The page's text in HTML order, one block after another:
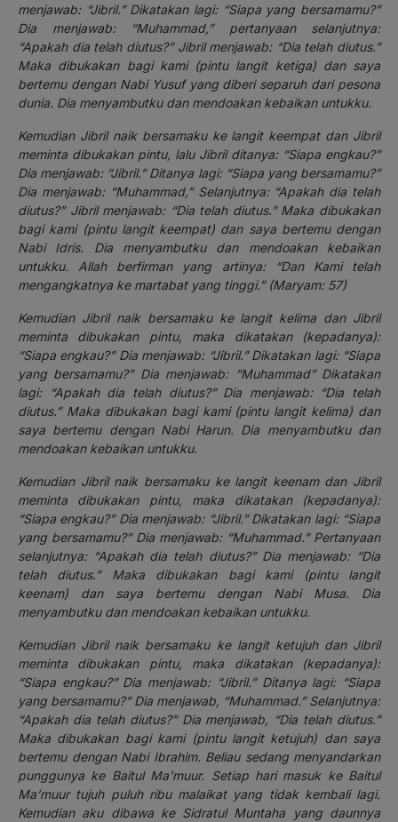
menjawab: “Jibril.” Dikatakan lagi: “Siapa yang bersamamu?”
Dia menjawab: “Muhammad,” pertanyaan selanjutnya:
“Apakah dia telah diutus?” Jibril menjawab: “Dia telah diutus.”
Maka dibukakan bagi kami (pintu langit ketiga) dan saya
bertemu dengan Nabi Yusuf yang diberi separuh dari pesona
dunia. Dia menyambutku dan mendoakan kebaikan untukku.
Kemudian Jibril naik bersamaku ke langit keempat dan Jibril
meminta dibukakan pintu, lalu Jibril ditanya: “Siapa engkau?”
Dia menjawab: “Jibril.” Ditanya lagi: “Siapa yang bersamamu?”
Dia menjawab: “Muhammad,” Selanjutnya: “Apakah dia telah
diutus?” Jibril menjawab: “Dia telah diutus.” Maka dibukakan
bagi kami (pintu langit keempat) dan saya bertemu dengan
Nabi Idris. Dia menyambutku dan mendoakan kebaikan
untukku. Allah berfirman yang artinya: “Dan Kami telah
mengangkatnya ke martabat yang tinggi.” (Maryam: 57)
Kemudian Jibril naik bersamaku ke langit kelima dan Jibril
meminta dibukakan pintu, maka dikatakan (kepadanya):
“Siapa engkau?” Dia menjawab: “Jibril.” Dikatakan lagi: “Siapa
yang bersamamu?” Dia menjawab: “Muhammad” Dikatakan
lagi: “Apakah dia telah diutus?” Dia menjawab: “Dia telah
diutus.” Maka dibukakan bagi kami (pintu langit kelima) dan
saya bertemu dengan Nabi Harun. Dia menyambutku dan
mendoakan kebaikan untukku.
Kemudian Jibril naik bersamaku ke langit keenam dan Jibril
meminta dibukakan pintu, maka dikatakan (kepadanya):
“Siapa engkau?” Dia menjawab: “Jibril.” Dikatakan lagi: “Siapa
yang bersamamu?” Dia menjawab: “Muhammad.” Pertanyaan
selanjutnya: “Apakah dia telah diutus?” Dia menjawab: “Dia
telah diutus.” Maka dibukakan bagi kami (pintu langit
keenam) dan saya bertemu dengan Nabi Musa. Dia
menyambutku dan mendoakan kebaikan untukku.
Kemudian Jibril naik bersamaku ke langit ketujuh dan Jibril
meminta dibukakan pintu, maka dikatakan (kepadanya):
“Siapa engkau?” Dia menjawab: “Jibril.” Ditanya lagi: “Siapa
yang bersamamu?” Dia menjawab, “Muhammad.” Selanjutnya:
“Apakah dia telah diutus?” Dia menjawab, “Dia telah diutus.”
Maka dibukakan bagi kami (pintu langit ketujuh) dan saya
bertemu dengan Nabi Ibrahim. Beliau sedang menyandarkan
punggunya ke Baitul Ma’muur. Setiap hari masuk ke Baitul
Ma’muur tujuh puluh ribu malaikat yang tidak kembali lagi.
Kemudian aku dibawa ke Sidratul Muntaha yang daunnya